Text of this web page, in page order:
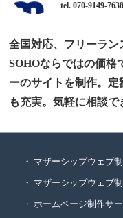
tel. 070-9149-
全国対応、フリーラン
SOHOならではの価格
ーのサイトを制作。定
も充実。気軽に相談で
マザーシップウェブ
マザーシップウェブ
ホームページ制作サ